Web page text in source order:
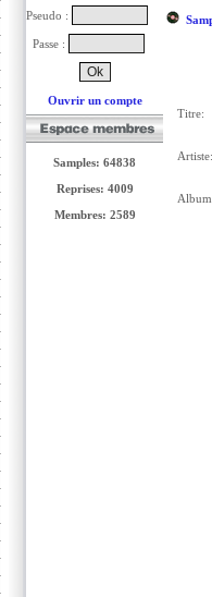
Pseudo :
Passe :
Ouvrir un compte
Samples: 64838
Reprises: 4009
Membres: 2589
Titre:
Artiste: